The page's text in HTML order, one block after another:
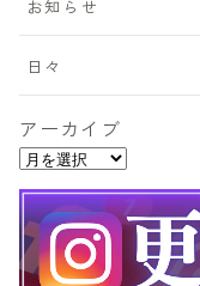
お知らせ
日々
アーカイブ
ア
ー
カ
イ
ブ